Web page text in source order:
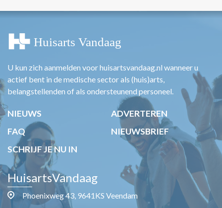
U kun zich aanmelden voor huisartsvandaag.nl wanneer u
actief bent in de medische sector als (huis)arts,
belangstellenden of als ondersteunend personeel.
NIEUWS
ADVERTEREN
FAQ
NIEUWSBRIEF
SCHRIJF JE NU IN
HuisartsVandaag
Phoenixweg 43, 9641KS Veendam